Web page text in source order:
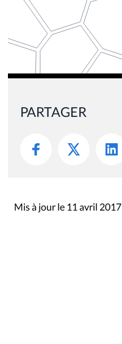
PARTAGER
Mis à jour le 11 avril 2017